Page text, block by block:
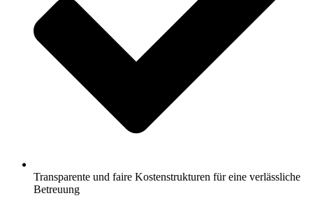
Transparente und faire Kostenstrukturen für eine verlässliche
Betreuung